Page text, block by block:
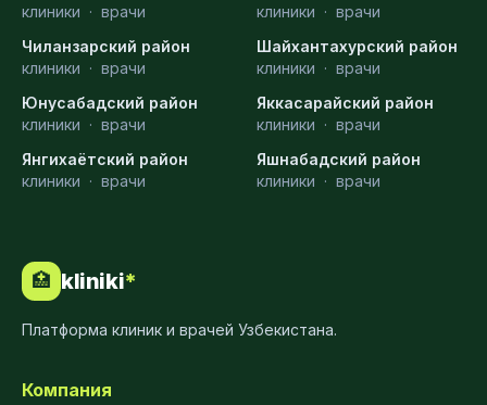
клиники · врачи
клиники · врачи
Чиланзарский район
клиники · врачи
Шайхантахурский район
клиники · врачи
Юнусабадский район
клиники · врачи
Яккасарайский район
клиники · врачи
Янгихаётский район
клиники · врачи
Яшнабадский район
клиники · врачи
🏥 kliniki*
Платформа клиник и врачей Узбекистана.
Компания